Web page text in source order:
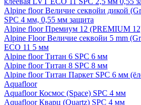
Alpine floor Величие секвойи дикой
SPC 4 мм, 0,55 мм защита
Alpine floor Премиум 12 (PREMIUM
Alpine Floor Величие секвойи 5 mm
ECO 11 5 мм
Alpine floor Титан 6 SPC 6 мм
Alpine floor Титан 8 SPC 8 мм
Alpine floor Титан Паркет SPC 6 мм
Aquafloor
Aquafloor Космос (Space) SPC 4 мм
Aquafloor Кварц (Quartz) SPC 4 мм